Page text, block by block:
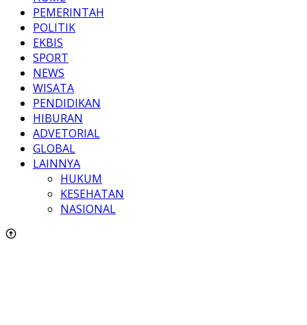
PEMERINTAH
POLITIK
EKBIS
SPORT
NEWS
WISATA
PENDIDIKAN
HIBURAN
ADVETORIAL
GLOBAL
LAINNYA
HUKUM
KESEHATAN
NASIONAL